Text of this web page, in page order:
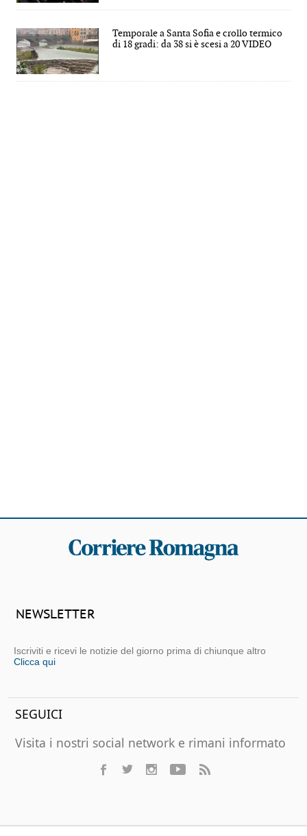
Temporale a Santa Sofia e crollo termico
di 18 gradi: da 38 si è scesi a 20 VIDEO
NEWSLETTER
Iscriviti e ricevi le notizie del giorno prima di chiunque altro
Clicca qui
SEGUICI
Visita i nostri social network e rimani informato